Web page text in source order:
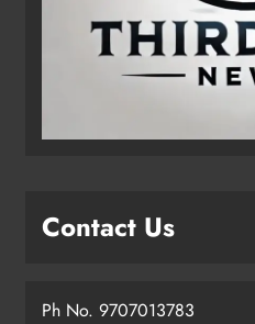
Contact Us
Ph No. 9707013783